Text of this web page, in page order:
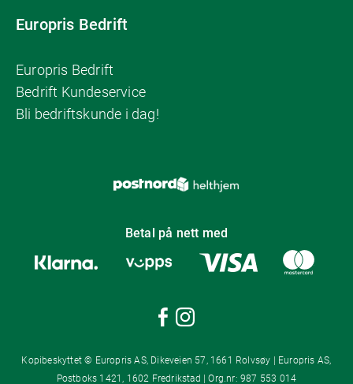
Europris Bedrift
Europris Bedrift
Bedrift Kundeservice
Bli bedriftskunde i dag!
Betal på nett med
Kopibeskyttet © Europris AS, Dikeveien 57, 1661 Rolvsøy | Europris AS,
Postboks 1421, 1602 Fredrikstad | Org.nr: 987 553 014